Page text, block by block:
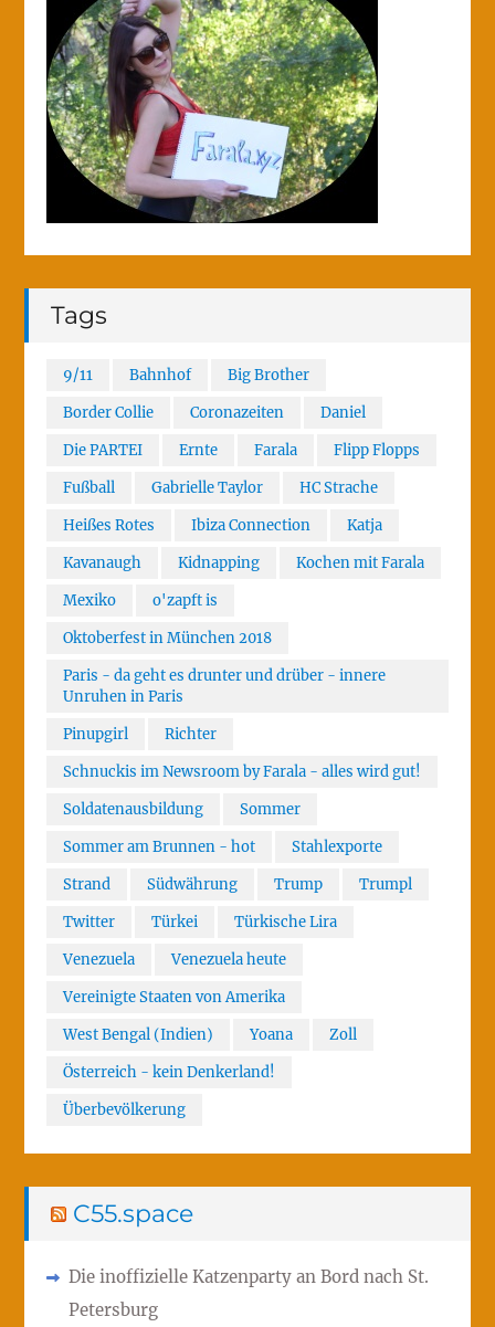
Tags
9/11 Bahnhof
Big Brother
Border Collie
Coronazeiten
Daniel
Die PARTEI
Ernte Farala
Flipp Flopps
Fußball
Gabrielle Taylor
HC Strache
Heißes Rotes
Ibiza Connection
Katja
Kavanaugh
Kidnapping
Kochen mit Farala
Mexiko
o'zapft is
Oktoberfest in München 2018
Paris - da geht es drunter und drüber - innere
Unruhen in Paris
Pinupgirl
Richter
Schnuckis im Newsroom by Farala - alles wird gut!
Soldatenausbildung
Sommer
Sommer am Brunnen - hot
Stahlexporte
Strand
Südwährung Trump
Trumpl
Twitter
Türkei
Türkische Lira
Venezuela
Venezuela heute
Vereinigte Staaten von Amerika
West Bengal (Indien)
Yoana
Zoll
Österreich - kein Denkerland!
Überbevölkerung
C55.space
Die inoffizielle Katzenparty an Bord nach St.
Petersburg